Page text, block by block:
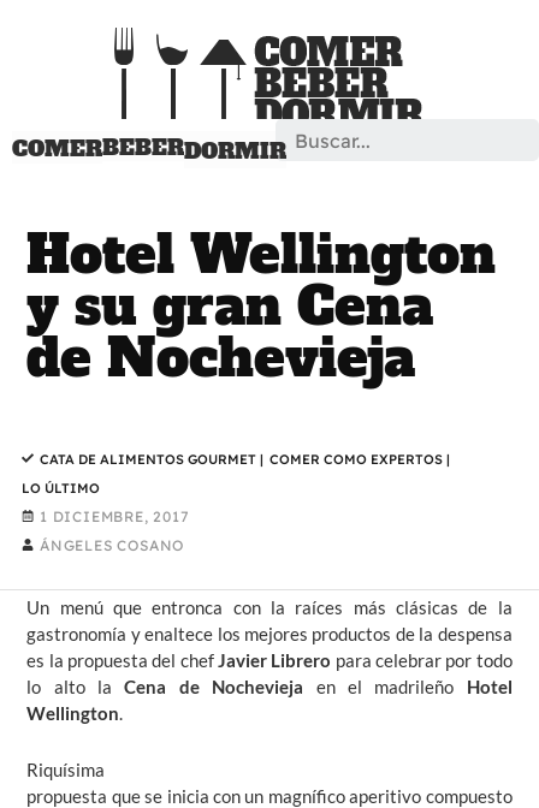
COMERBEBERDORMIR
Search
Hotel Wellington
y su gran Cena
de Nochevieja
CATA DE ALIMENTOS GOURMET| COMER COMO EXPERTOS|
LO ÚLTIMO
1 DICIEMBRE, 2017
ÁNGELES COSANO
Un menú que entronca con la raíces más clásicas de la
gastronomía y enaltece los mejores productos de la despensa
es la propuesta del chef Javier Librero para celebrar por todo
lo alto laCena de Nochevieja en el madrileño Hotel
Wellington
Riquísima
propuesta que se inicia con un magnífico aperitivo compuesto